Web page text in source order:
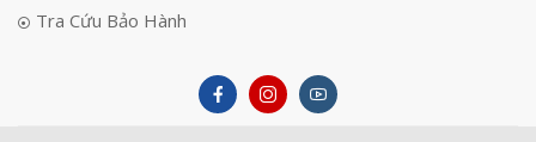
Tra Cứu Bảo Hành